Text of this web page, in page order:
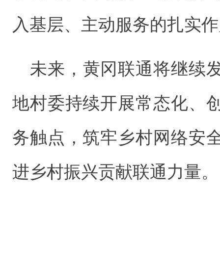
入基层、主动服务的扎实
未来，黄冈联通将继续
地村委持续开展常态化、
务触点，筑牢乡村网络安
进乡村振兴贡献联通力量。